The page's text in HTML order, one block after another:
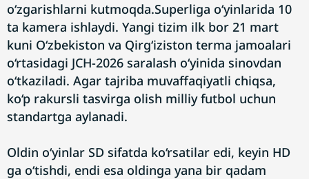
o‘zgarishlarni kutmoqda.Superliga o‘yinlarida 10
ta kamera ishlaydi. Yangi tizim ilk bor 21 mart
kuni O‘zbekiston va Qirg‘iziston terma jamoalari
o‘rtasidagi JCH-2026 saralash o‘yinida sinovdan
o‘tkaziladi. Agar tajriba muvaffaqiyatli chiqsa,
ko‘p rakursli tasvirga olish milliy futbol uchun
standartga aylanadi.
Oldin o‘yinlar SD sifatda ko‘rsatilar edi, keyin HD
ga o‘tishdi, endi esa oldinga yana bir qadam